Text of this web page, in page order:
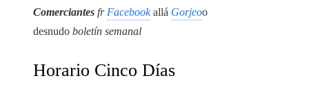
Comerciantes fr Facebookallá Gorjeoo
desnudo boletín semanal
Horario Cinco Días